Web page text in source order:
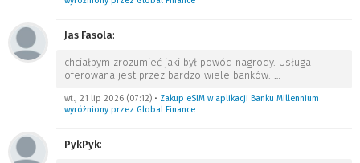
Jas Fasola:
chciałbym zrozumieć jaki był powód nagrody. Usługa
oferowana jest przez bardzo wiele banków. …
wt., 21 lip 2026 (07:12) • Zakup eSIM w aplikacji Banku Millennium
wyróżniony przez Global Finance
PykPyk: